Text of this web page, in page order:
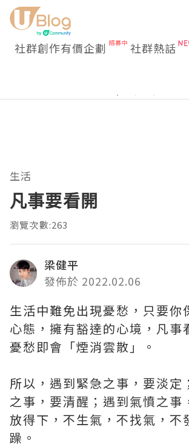
社群創作有價企劃 社群熱話
生活
凡事要看開
瀏覽次數:263
梁健平
發佈於 2022.02.06
生活中難免出現憂愁，只要你
心態，擁有豁達的心境，凡事
憂愁即會「煙消雲散」。
所以，遇到緊急之事，要淡定
之事，要清醒；遇到氣憤之事
放得下，不生氣，不找氣，不
躁。